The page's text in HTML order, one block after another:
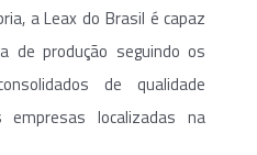
a Leax do Brasil é capaz
de produção seguindo os
de qualidade
empresas localizadas na